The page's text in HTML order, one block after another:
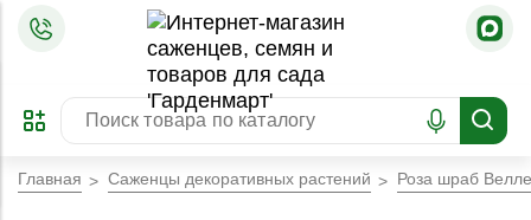
ПРЕДЗАКАЗ
ЗАБРОНИРОВАТЬ
ЛУЧШЕЕ
Главная Саженцы декоративных растений Роза шраб